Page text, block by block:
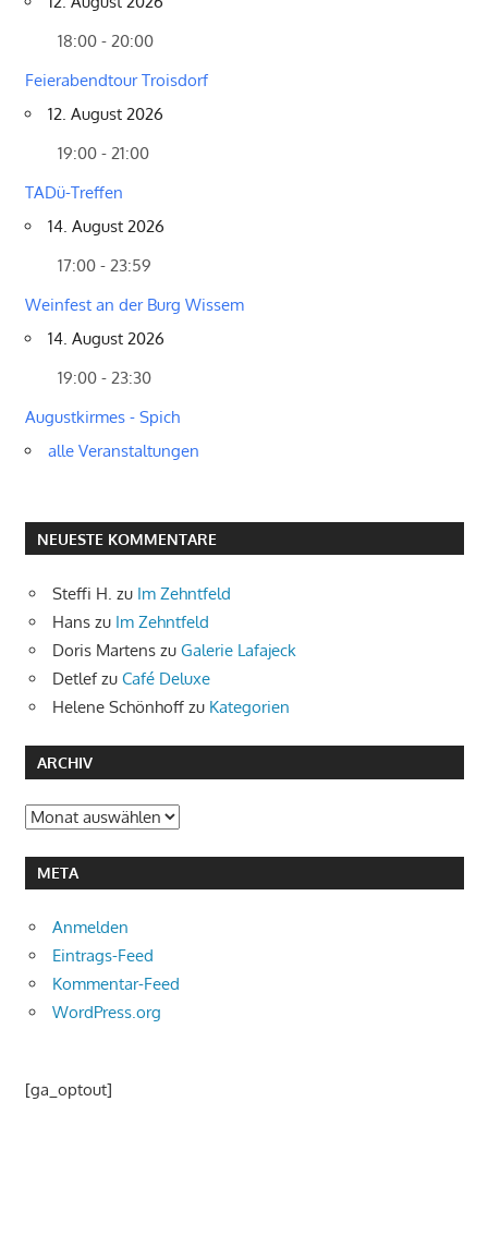
18:00 - 20:00
Feierabendtour Troisdorf
12. August 2026
19:00 - 21:00
TADü-Treffen
14. August 2026
17:00 - 23:59
Weinfest an der Burg Wissem
14. August 2026
19:00 - 23:30
Augustkirmes - Spich
alle Veranstaltungen
NEUESTE KOMMENTARE
Steffi H. zu Im Zehntfeld
Hans zu Im Zehntfeld
Doris Martens zu Galerie Lafajeck
Detlefzu Café Deluxe
Helene Schönhoff zu Kategorien
ARCHIV
Archiv
META
Anmelden
Eintrags-Feed
Kommentar-Feed
WordPress.org
[ga_optout]